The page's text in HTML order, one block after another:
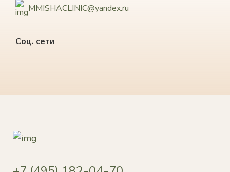
MMISHACLINIC@yandex.ru
Соц. сети